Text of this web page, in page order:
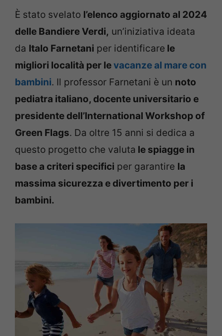
È stato svelato l’elenco aggiornato al 2024
delle Bandiere Verdi, un’iniziativa ideata
da Italo Farnetani per identificare le
migliori località per levacanze al mare con
bambini. Il professor Farnetani è un noto
pediatra italiano, docente universitario e
presidente dell’International Workshop of
Green Flags. Da oltre 15 anni si dedica a
questo progetto che valuta le spiagge in
base a criteri specifici per garantire la
massima sicurezza e divertimento per i
bambini.